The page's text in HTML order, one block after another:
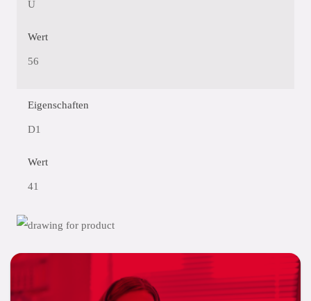
U
Wert
56
Eigenschaften
D1
Wert
41